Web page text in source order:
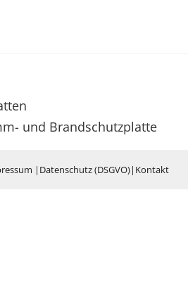
und Brandschutzplatte
| Datenschutz (DSGVO)| Kontakt